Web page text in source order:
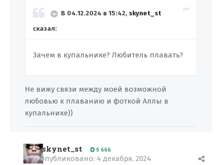
В 04.12.2024 в 15:42, skynet_st
сказал:
Зачем в купальнике? Любитель плавать?
Не вижу связи между моей возможной
любовью к плаванию и фоткой Аллы в
купальнике))
skynet_st 5 666
Опубликовано: 4 декабря, 2024